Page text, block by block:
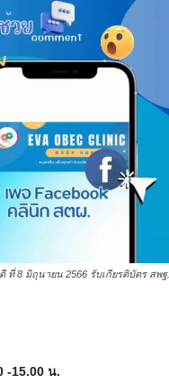
8 มิถุนายน 2566 รับเกียรติบัตร สพฐ.
-15.00 น.